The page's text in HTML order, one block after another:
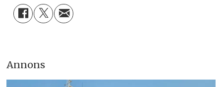
Annons